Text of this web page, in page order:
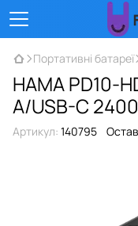
Портативні батареї
HAMA PD10-
A/USB-C
Артикул: 140795